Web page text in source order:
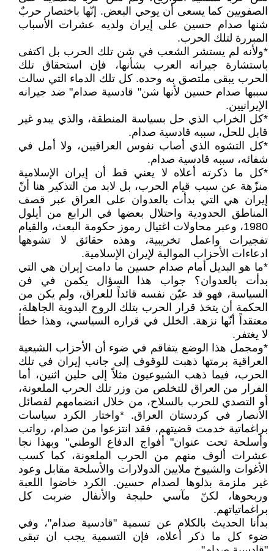
الصفويين كما يسعى أن يوحي البعض. إنّها باختصار حربٌ
شنها صدام حسين على إيران ولديه عشرات الأسباب
المبررة لتلك الحرب.
*ولأنه لم يستشر الشعب في شن تلك الحرب بل اكتفى
باستشارة جيرانه العرب بشأنها، فإن استحقاق تلك
الحرب يبقى ملتصق به وحده. كل تلك الدماء التي سالت
سببها صدام حسين لأنها شن" قادسية صدام" ضد جيرانه
الإيرانيين.
*كل الخراب الذي حل بسياسة المنطقة، والذي يبدو غير
قابل للحل، سببه قادسية صدام.
*كل التشوه الذي أصاب نفوس العراقيين، ولا أمل في
شفائه، سببه قادسية صدام.
*كل ما ذكرته أعلاه لا يعني قط أن إيران الإسلامية
منزّهة عن سبب قيام الحرب، بل لابد من التذكير هنا أنّ
إيران هي التي بدأت بالعدوان على العراق عبر قصف
المناطق الحدودية واحتلال بعضها في الرابع من أيلول
1980، وعبر محاولات اغتيال رموز حكومة البعث، والقيام
تفجيرات واعمل تخريبية، وهذه حقائق لا تشوهها
ادعاءات الأحزاب الموالية لإيران الإسلامية.
*ما هو البديل أمام صدام حسين ما دامت إيران هي التي
بدأت بالعدوان؟ جواب هذا السؤال يكمن في فن
السياسة، فهو قد عيّن نفسه قائداً للعراق، ولم يكن من
الحكمة أن يتخذ قرار الحرب بتلك الروح البدوية الجاهلة،
معتقداً أنّها نزهة. الخلل في قراره السياسي، وهذا خطأ
لا يغتفر.
*ومجمل هذا الوضع يتفاقم في ضوء أن الأحزاب الشيعية
العراقية برمتها ذهبت للوقوف إلى جانب إيران في تلك
الحرب، فيما ذهب الشيوعيون مثلاً إلى حلين اثنين، أما
الفرار من العراق للتخلص من وزر تلك الحرب الملعونة،
أو التصدي للحرب بالسلاح، من خلال انضمامهم لفصائل
الأنصار في كردستان العراق. *واختار الكرد سياسات
براغماتية خدمت قضيتهم، فقد انتزعوا من صدام، رواتب
وأسلحة تحت عنوان" أفواج الدفاع الوطني" وبهذا نجا
عشرات ألوف منهم من الحرب الملعونة، كما كسب
الأغوات والشيوخ ملايين الدولارات والأسلحة مقابل وعود
غير ملزمة بذلوها لصدام حسين. الكرد خاضوا اللعبة
وربحوها، لكنّ مآسي حلبجة والأنفال ضربت كل
براغماتياتهم.
بدأنا الحديث بالكلام عن تسمية "قادسية صدام"، وفي
ضوء كل ما ذكر أعلاه، فإن التسمية يجب ان تبقى